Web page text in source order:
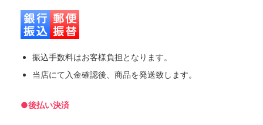
振込手数料はお客様負担となります。
当店にて入金確認後、商品を発送致します。
●後払い決済